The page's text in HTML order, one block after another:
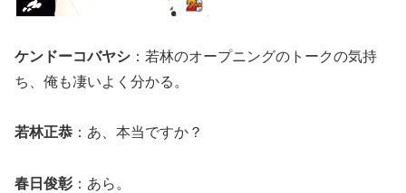
ケンドーコバヤシ ：若林のオープニングのトークの気持
ち、俺も凄いよく分かる。
若林正恭 ：あ、本当ですか？
春日俊彰 ：あら。